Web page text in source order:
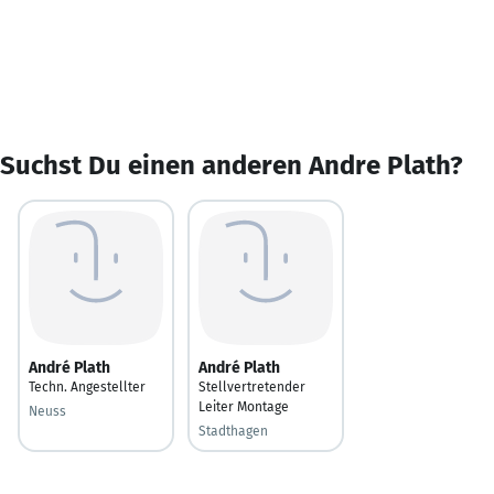
Suchst Du einen anderen Andre Plath?
André Plath
Techn. Angestellter
Neuss
André Plath
Stellvertretender
Leiter Montage
Stadthagen